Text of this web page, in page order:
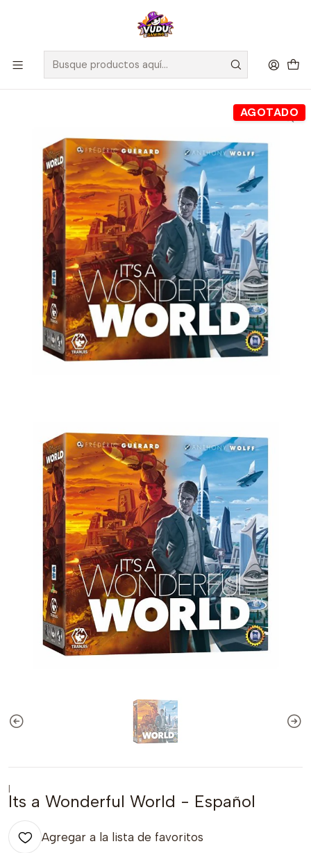
🚀 ¡Despachamos a todo Chile! Envío GRATIS a Regiones sobre
$100.000 y a RM sobre $35.000
Inicio Juegos de Mesa Competitivos
Its a Wonderful World - Español
AGOTADO
|
Its a Wonderful World - Español
Agregar a la lista de favoritos